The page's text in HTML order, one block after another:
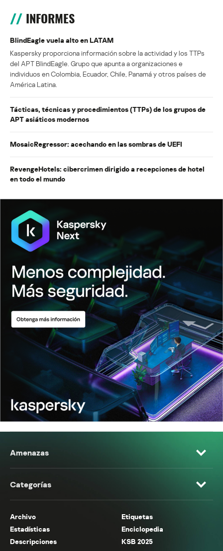
INFORMES
BlindEagle vuela alto en LATAM
Kaspersky proporciona información sobre la actividad y los TTPs
del APT BlindEagle. Grupo que apunta a organizaciones e
individuos en Colombia, Ecuador, Chile, Panamá y otros países de
América Latina.
Tácticas, técnicas y procedimientos (TTPs) de los grupos de
APT asiáticos modernos
MosaicRegressor: acechando en las sombras de UEFI
RevengeHotels: cibercrimen dirigido a recepciones de hotel
en todo el mundo
Amenazas
Categorías
Archivo
Etiquetas
Estadísticas
Enciclopedia
Descripciones
KSB 2025